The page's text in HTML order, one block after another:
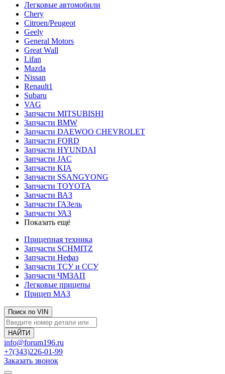
Легковые автомобили
Chery
Citroen/Peugeot
Geely
General Motors
Great Wall
Lifan
Mazda
Nissan
Renault1
Subaru
VAG
Запчасти MITSUBISHI
Запчасти BMW
Запчасти DAEWOO CHEVROLET
Запчасти FORD
Запчасти HYUNDAI
Запчасти JAC
Запчасти KIA
Запчасти SSANGYONG
Запчасти TOYOTA
Запчасти ВАЗ
Запчасти ГАЗель
Запчасти УАЗ
Показать ещё
Прицепная техника
Запчасти SCHMITZ
Запчасти Нефаз
Запчасти ТСУ и ССУ
Запчасти ЧМЗАП
Легковые прицепы
Прицеп МАЗ
Поиск по VIN
info@forum196.ru
+7(343)226-01-99
Заказать звонок